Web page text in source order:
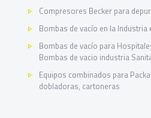
Compresores Becker para
Bombas de vacío en la
Bombas de vacío para
Bombas de vacio industria
Equipos combinados para
dobladoras, cartoneras